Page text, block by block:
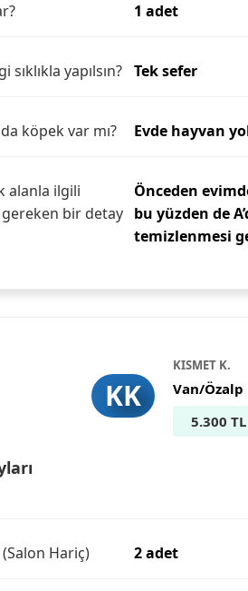
1 adet
yapılsın? Tek sefer
köpek var mı? Evde hayvan
alanla ilgili
gereken bir detay
Önceden
bu yüzden de
temizlenmesi
KK
KISMET K.
Van/Özalp
5.300 TL
Hariç) 2 adet